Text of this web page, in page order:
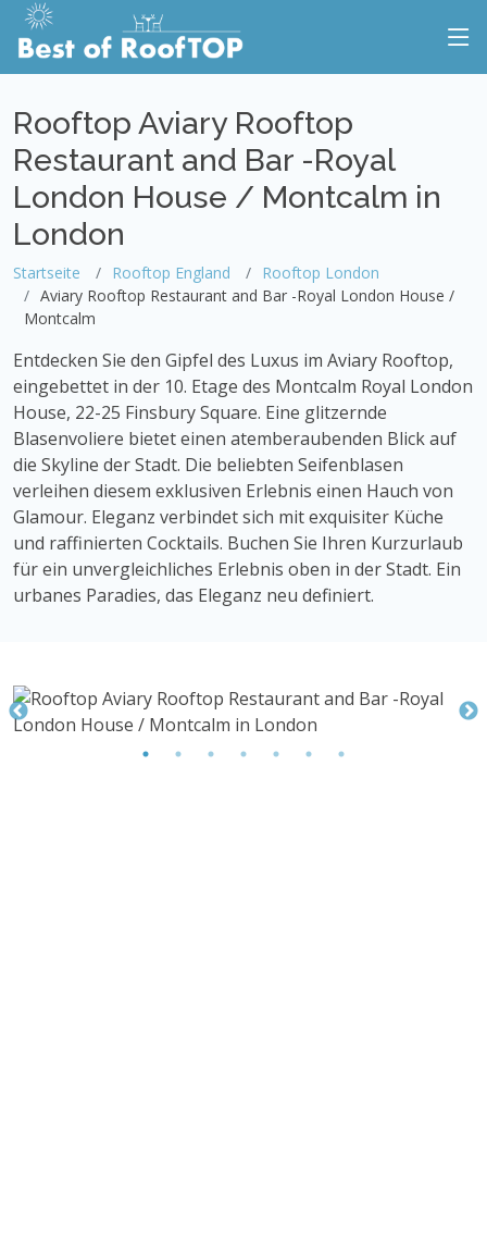
Rooftop Aviary Rooftop
Restaurant and Bar -Royal
London House / Montcalm in
London
Startseite Rooftop England
Rooftop London
Aviary Rooftop Restaurant and Bar -Royal London House /
Montcalm
Entdecken Sie den Gipfel des Luxus im Aviary Rooftop,
eingebettet in der 10. Etage des Montcalm Royal London
House, 22-25 Finsbury Square. Eine glitzernde
Blasenvoliere bietet einen atemberaubenden Blick auf
die Skyline der Stadt. Die beliebten Seifenblasen
verleihen diesem exklusiven Erlebnis einen Hauch von
Glamour. Eleganz verbindet sich mit exquisiter Küche
und raffinierten Cocktails. Buchen Sie Ihren Kurzurlaub
für ein unvergleichliches Erlebnis oben in der Stadt. Ein
urbanes Paradies, das Eleganz neu definiert.